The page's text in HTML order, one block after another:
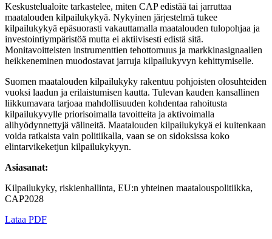
Keskustelualoite tarkastelee, miten CAP edistää tai jarruttaa
maatalouden kilpailukykyä. Nykyinen järjestelmä tukee
kilpailukykyä epäsuorasti vakauttamalla maatalouden tulopohjaa ja
investointiympäristöä mutta ei aktiivisesti edistä sitä.
Monitavoitteisten instrumenttien tehottomuus ja markkinasignaalien
heikkeneminen muodostavat jarruja kilpailukyvyn kehittymiselle.
Suomen maatalouden kilpailukyky rakentuu pohjoisten olosuhteiden
vuoksi laadun ja erilaistumisen kautta. Tulevan kauden kansallinen
liikkumavara tarjoaa mahdollisuuden kohdentaa rahoitusta
kilpailukyvylle priorisoimalla tavoitteita ja aktivoimalla
alihyödynnettyjä välineitä. Maatalouden kilpailukykyä ei kuitenkaan
voida ratkaista vain politiikalla, vaan se on sidoksissa koko
elintarvikeketjun kilpailukykyyn.
Asiasanat:
Kilpailukyky, riskienhallinta, EU:n yhteinen maatalouspolitiikka,
CAP2028
Lataa PDF